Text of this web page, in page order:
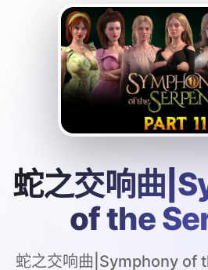
蛇之交响曲
of the
蛇之交响曲|Symphony of